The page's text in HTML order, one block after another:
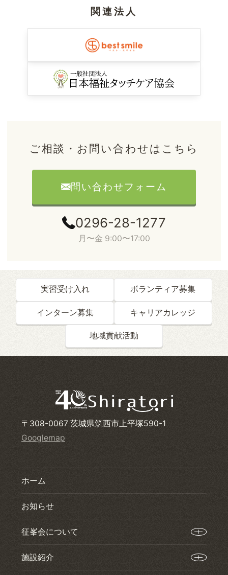
関連法人
ご相談・お問い合わせはこちら
問い合わせフォーム
0296-28-1277
月〜金 9:00〜17:00
実習受け入れ ボランティア募集
インターン募集 キャリアカレッジ
地域貢献活動
〒308-0067 茨城県筑西市上平塚590-1
Googlemap
ホーム
お知らせ
征峯会について
施設紹介